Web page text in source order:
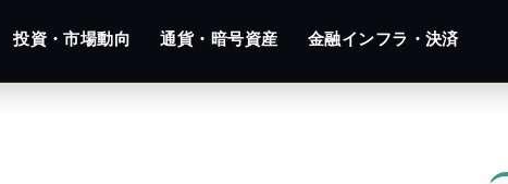
投資・市場動向 通貨・暗号資産 金融インフラ・決済